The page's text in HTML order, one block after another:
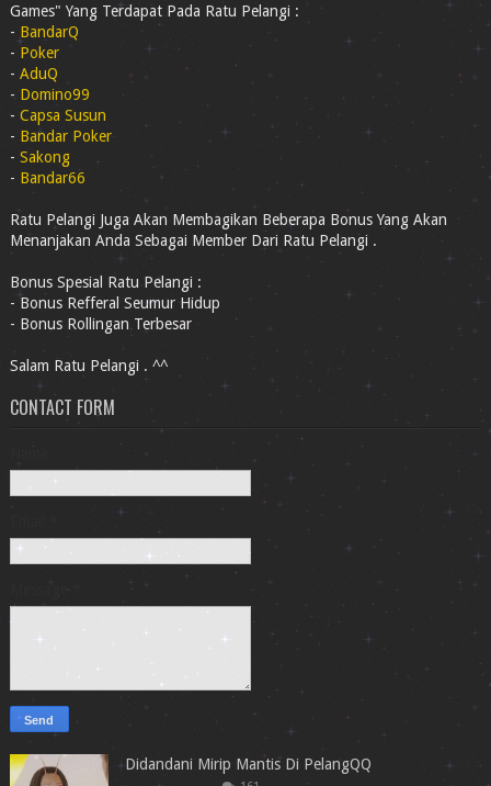
Games" Yang Terdapat Pada Ratu Pelangi :
- BandarQ
- Poker
- AduQ
- Domino99
- Capsa Susun
- Bandar Poker
- Sakong
- Bandar66
Ratu Pelangi Juga Akan Membagikan Beberapa Bonus Yang Akan
Menanjakan Anda Sebagai Member Dari Ratu Pelangi .
Bonus Spesial Ratu Pelangi :
- Bonus Refferal Seumur Hidup
- Bonus Rollingan Terbesar
Salam Ratu Pelangi . ^^
CONTACT FORM
Message
Didandani Mirip Mantis Di PelangQQ